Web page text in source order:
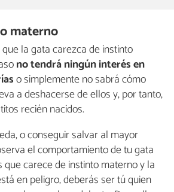
materno
la gata carezca de instinto
no tendrá ningún interés en
o simplemente no sabrá cómo
a deshacerse de ellos y, por tanto,
recién nacidos.
o conseguir salvar al mayor
el comportamiento de tu gata
carece de instinto materno y la
en peligro, deberás ser tú quien